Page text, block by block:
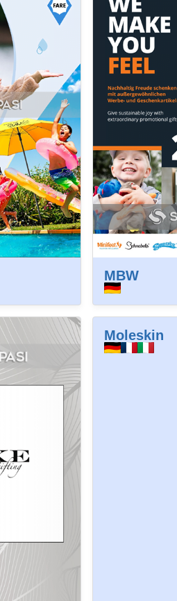
MBW
Moleskin